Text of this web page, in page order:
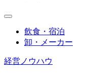
飲食・宿泊
卸・メーカー
経営ノウハウ